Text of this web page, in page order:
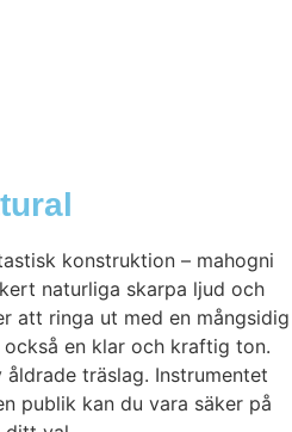
konstruktion – mahogni
naturliga skarpa ljud och
att ringa ut med en mångsidig
en klar och kraftig ton.
träslag. Instrumentet
publik kan du vara säker på